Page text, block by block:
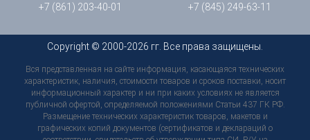
+7 (861) 203-40-01
+7 (845) 249-63-11
Copyright © 2000-2026 гг. Все права защищены.
Вся представленная на сайте информация, касающаяся технических
характеристик, наличия, стоимости товаров и сроков поставки, носит
информационный характер и ни при каких условиях не является
публичной офертой, определяемой положениями Статьи 437 ГК РФ.
Размещение технических характеристик товаров, макетов и
графических копий документов (сертификатов и деклараций о